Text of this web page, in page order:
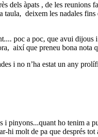
dels àpats , de les reunions
taula, deixem les nadales
poc a poc, que avui
així que preneu bona nota
i no n’ha estat un any
pinyons...quant ho tenim a
hi molt de pa que després